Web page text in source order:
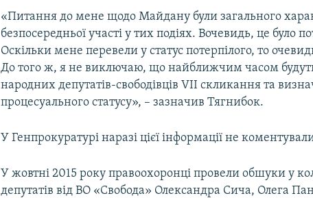
«Питання до мене щодо Майдану були загального
безпосередньої участі у тих подіях. Вочевидь, це було
Оскільки мене перевели у статус потерпілого, то
До того ж, я не виключаю, що найближчим часом
народних депутатів-свободівців VII скликання та
процесуального статусу», – зазначив Тягнибок.
У Генпрокуратурі наразі цієї інформації не
У жовтні 2015 року правоохоронці провели обшуки у
депутатів від ВО «Свобода» Олександра Сича, Олега